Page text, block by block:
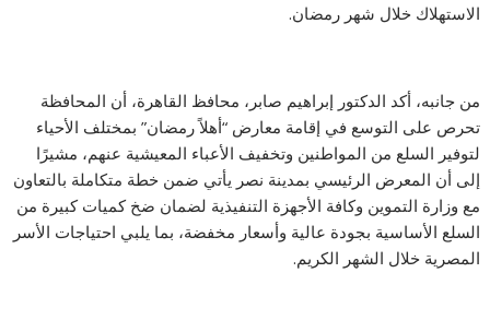
الاستهلاك خلال شهر رمضان.
من جانبه، أكد الدكتور إبراهيم صابر، محافظ القاهرة، أن المحافظة
تحرص على التوسع في إقامة معارض “أهلاً رمضان” بمختلف الأحياء
لتوفير السلع من المواطنين وتخفيف الأعباء المعيشية عنهم، مشيرًا
إلى أن المعرض الرئيسي بمدينة نصر يأتي ضمن خطة متكاملة بالتعاون
مع وزارة التموين وكافة الأجهزة التنفيذية لضمان ضخ كميات كبيرة من
السلع الأساسية بجودة عالية وأسعار مخفضة، بما يلبي احتياجات الأسر
المصرية خلال الشهر الكريم.